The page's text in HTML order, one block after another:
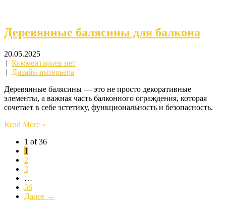
Деревянные балясины для балкона
20.05.2025
| Комментариев нет
| Дизайн интерьера
Деревянные балясины — это не просто декоративные
элементы, а важная часть балконного ограждения, которая
сочетает в себе эстетику, функциональность и безопасность.
Read More »
1 of 36
1
2
3
…
36
Далее →